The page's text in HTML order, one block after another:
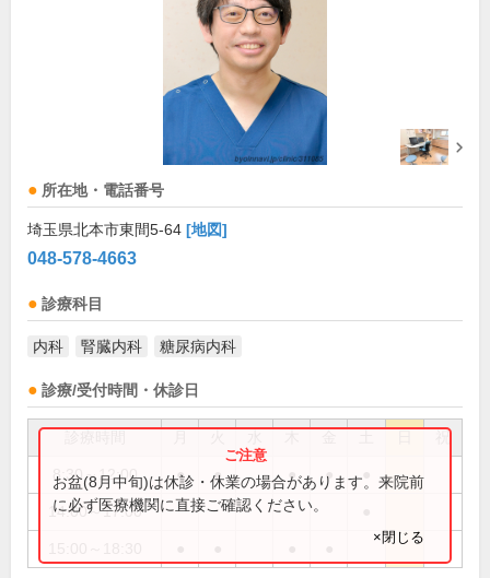
所在地・電話番号
埼玉県北本市東間5-64 [地図]
048-578-4663
診療科目
内科 腎臓内科 糖尿病内科
診療/受付時間・休診日
祝
8:30～12:00 ● ● ● ●
14:00～17:00
お盆(8月中旬)は休診・休業の場合があります。来院前
に必ず医療機関に直接ご確認ください。
×閉じる